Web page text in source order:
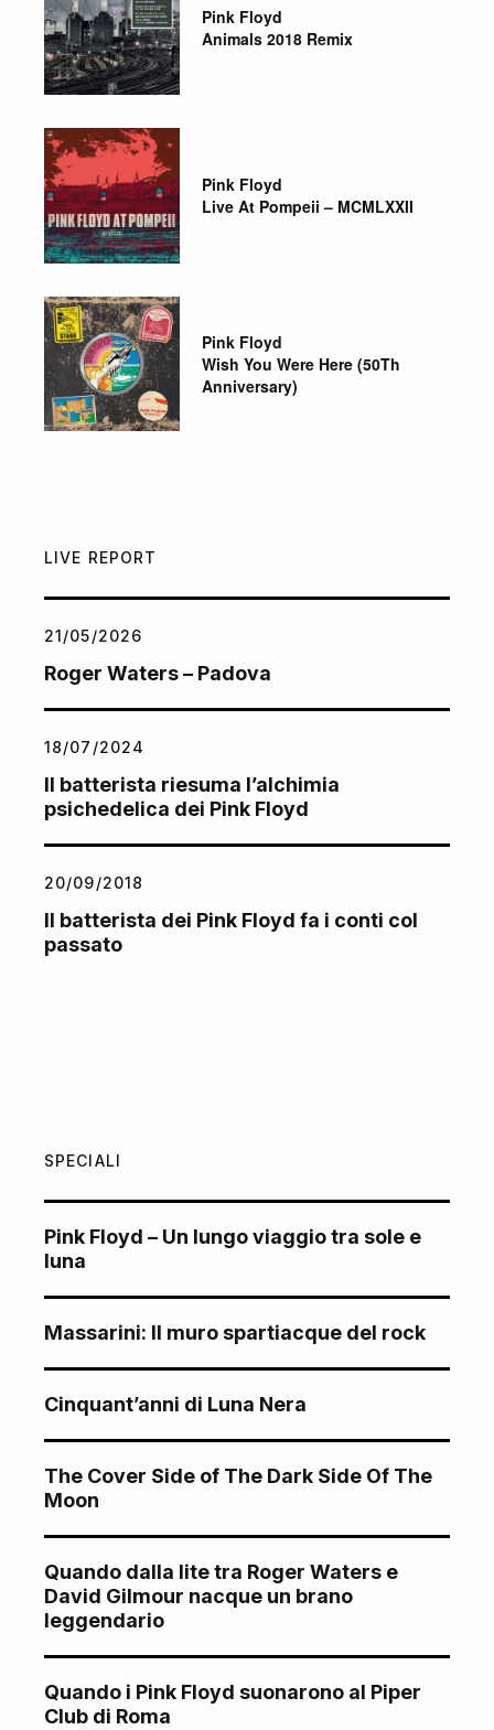
Pink Floyd
Animals 2018 Remix
Pink Floyd
Live At Pompeii – MCMLXXII
Pink Floyd
Wish You Were Here (50Th
Anniversary)
LIVE REPORT
21/05/2026
Roger Waters – Padova
18/07/2024
Il batterista riesuma l’alchimia
psichedelica dei Pink Floyd
20/09/2018
Il batterista dei Pink Floyd fa i conti col
passato
SPECIALI
Pink Floyd – Un lungo viaggio tra sole e
luna
Massarini: Il muro spartiacque del rock
Cinquant’anni di Luna Nera
The Cover Side of The Dark Side Of The
Moon
Quando dalla lite tra Roger Waters e
David Gilmour nacque un brano
leggendario
Quando i Pink Floyd suonarono al Piper
Club di Roma